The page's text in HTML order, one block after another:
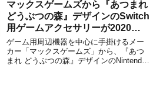
マックスゲームズから『あつまれ
どうぶつの森』デザインのSwitch
用ゲームアクセサリーが2020年3
月20日に発売決定！
ゲーム用周辺機器を中心に手掛けるメー
カー「マックスゲームズ」から、『あつ
まれ どうぶつの森』デザインのNintendo